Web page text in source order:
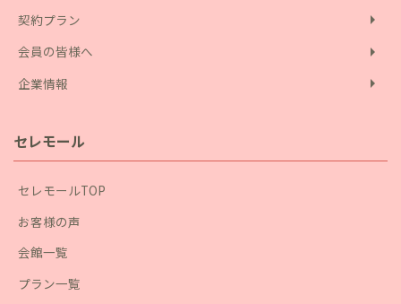
契約プラン arrow_right
会員の皆様へ arrow_right
企業情報 arrow_right
セレモール
セレモールTOP
お客様の声
会館一覧
プラン一覧